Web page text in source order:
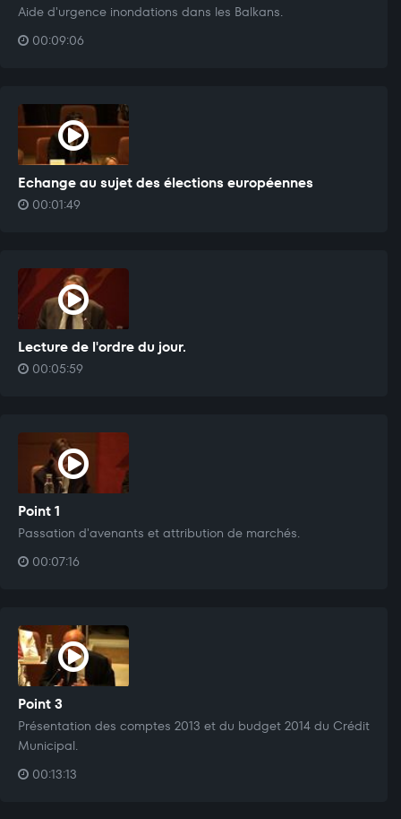
Aide d'urgence inondations dans les Balkans.
00:09:06
Echange au sujet des élections européennes
00:01:49
Lecture de l'ordre du jour.
00:05:59
Point 1
Passation d'avenants et attribution de marchés.
00:07:16
Point 3
Présentation des comptes 2013 et du budget 2014 du Crédit
Municipal.
00:13:13